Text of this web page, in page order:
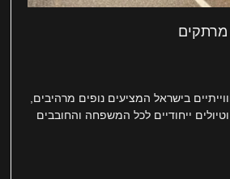
מרתקים
בישראל המציעים נופים מרהיבים,
וטיולים ייחודיים לכל המשפחה והחובבים